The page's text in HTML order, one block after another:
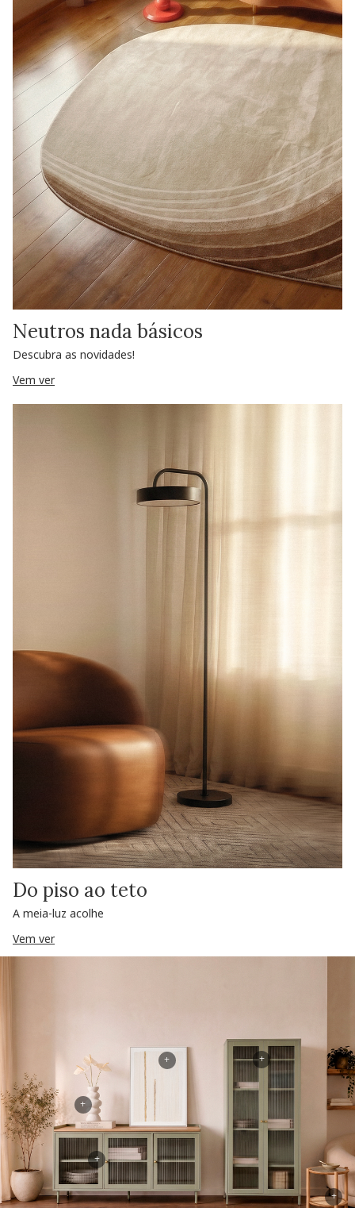
Neutros nada básicos
Descubra as novidades!
Vem ver
Do piso ao teto
A meia-luz acolhe
Vem ver
+
+
+
+
+